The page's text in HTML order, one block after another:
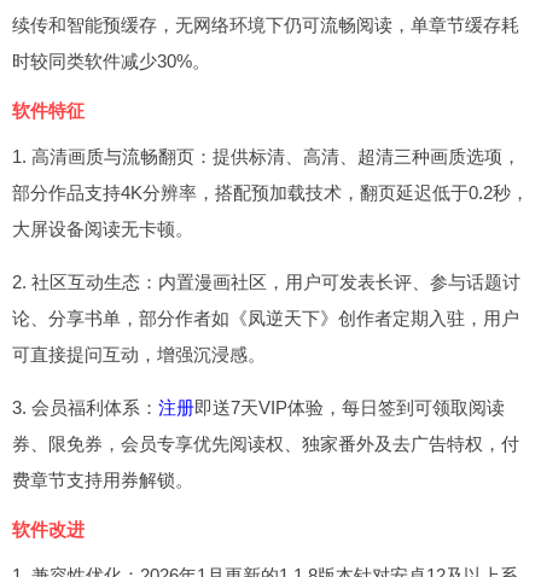
续传和智能预缓存，无网络环境下仍可流畅阅读，单章节缓存耗
时较同类软件减少30%。
软件特征
1. 高清画质与流畅翻页：提供标清、高清、超清三种画质选项，
部分作品支持4K分辨率，搭配预加载技术，翻页延迟低于0.2秒，
大屏设备阅读无卡顿。
2. 社区互动生态：内置漫画社区，用户可发表长评、参与话题讨
论、分享书单，部分作者如《凤逆天下》创作者定期入驻，用户
可直接提问互动，增强沉浸感。
3. 会员福利体系： 注册即送7天VIP体验，每日签到可领取阅读
券、限免券，会员专享优先阅读权、独家番外及去广告特权，付
费章节支持用券解锁。
软件改进